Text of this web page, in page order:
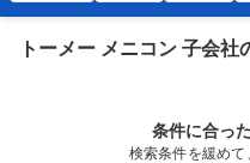
トーメー メニコン 子会
条件に合っ
検索条件を緩め